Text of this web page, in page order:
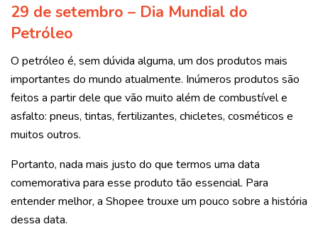
29 de setembro – Dia Mundial do
Petróleo
O petróleo é, sem dúvida alguma, um dos produtos mais
importantes do mundo atualmente. Inúmeros produtos são
feitos a partir dele que vão muito além de combustível e
asfalto: pneus, tintas, fertilizantes, chicletes, cosméticos e
muitos outros.
Portanto, nada mais justo do que termos uma data
comemorativa para esse produto tão essencial. Para
entender melhor, a Shopee trouxe um pouco sobre a história
dessa data.